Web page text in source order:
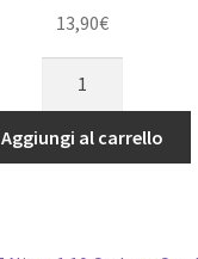
13,90€
1:10
Carbon-
Aggiungi al carrello